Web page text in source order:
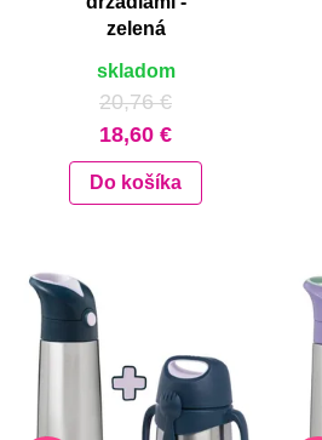
zelená
skladom
20,76 €
18,60 €
Do košíka